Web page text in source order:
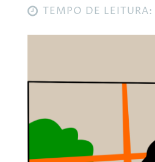
TEMPO DE LEITURA: